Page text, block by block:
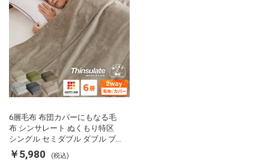
6層毛布 布団カバーにもなる毛
布 シンサレート ぬくもり特区
シングル セミダブル ダブル ブ
ランケット 掛け布団カバー フラ
ンネル 保温 蓄熱 吸湿 発熱 断熱
￥5,980 (税込)